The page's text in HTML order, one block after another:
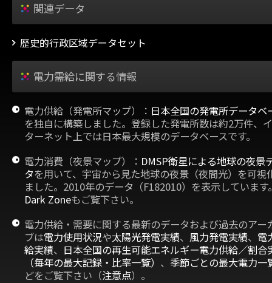
関連データ
歴史的行政区域データセット
電力需給に関する情報
電力供給（発電所マップ）： 日本全国の発電所データベ
を独自に構築しました。登録した発電所数は約2万件、
ターネット上では日本最大規模のデータベースです。
電力消費（夜景マップ）： DMSP衛星による地球の夜景
タを用いて、宇宙から見た地球の夜景（夜間光）を可視
ました。2010年のデータ（F182010）を表示しています
Dark Zoneもご覧下さい。
電力供給・需要に関する最新のデータおよび過去のアー
ブは電力使用状況や太陽光発電実績、 風力発電実績、 電
給実績、 日本全国の再生可能エネルギー電力供給／割合
（毎年の最大記録・比率一覧） 、 季節ごとの最大電力一
どをご覧下さい（注意点）。